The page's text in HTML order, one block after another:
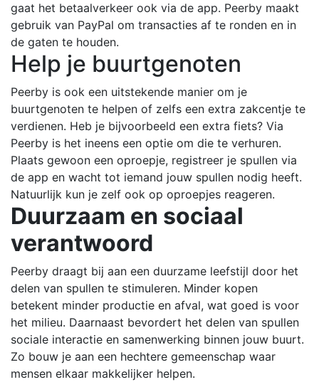
gaat het betaalverkeer ook via de app. Peerby maakt
gebruik van PayPal om transacties af te ronden en in
de gaten te houden.
Help je buurtgenoten
Peerby is ook een uitstekende manier om je
buurtgenoten te helpen of zelfs een extra zakcentje te
verdienen. Heb je bijvoorbeeld een extra fiets? Via
Peerby is het ineens een optie om die te verhuren.
Plaats gewoon een oproepje, registreer je spullen via
de app en wacht tot iemand jouw spullen nodig heeft.
Natuurlijk kun je zelf ook op oproepjes reageren.
Duurzaam en sociaal
verantwoord
Peerby draagt bij aan een duurzame leefstijl door het
delen van spullen te stimuleren. Minder kopen
betekent minder productie en afval, wat goed is voor
het milieu. Daarnaast bevordert het delen van spullen
sociale interactie en samenwerking binnen jouw buurt.
Zo bouw je aan een hechtere gemeenschap waar
mensen elkaar makkelijker helpen.